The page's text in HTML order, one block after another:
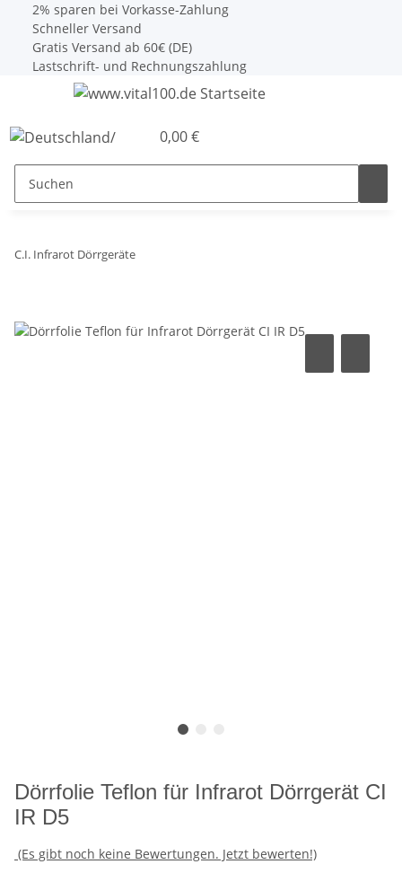
2% sparen bei Vorkasse-Zahlung
Schneller Versand
Gratis Versand ab 60€ (DE)
Lastschrift- und Rechnungszahlung
0,00 €
C.I. Infrarot Dörrgeräte
Dörrfolie Teflon für Infrarot Dörrgerät CI
IR D5
(Es gibt noch keine Bewertungen. Jetzt bewerten!)